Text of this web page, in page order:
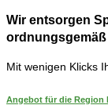
Wir entsorgen
Mit wenigen Klicks
Angebot für die Region